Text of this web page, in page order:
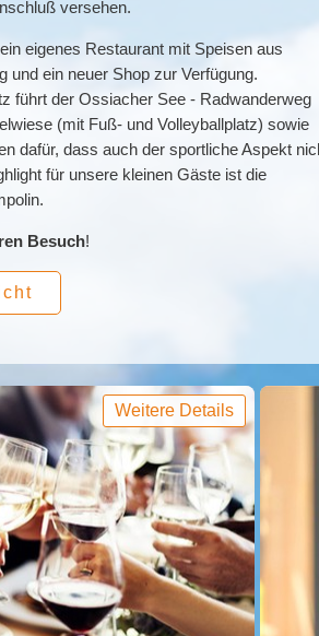
versehen.
eigenes Restaurant mit Speisen aus
und ein neuer Shop zur Verfügung.
führt der Ossiacher See - Radwanderweg
(mit Fuß- und Volleyballplatz) sowie
dafür, dass auch der sportliche Aspekt
für unsere kleinen Gäste ist die
Besuch!
Weitere Details